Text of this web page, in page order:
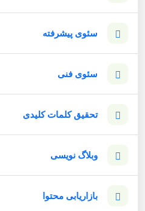
سئوی پیشرفته
سئوی فنی
تحقیق کلمات کلیدی
وبلاگ نویسی
بازاریابی محتوا